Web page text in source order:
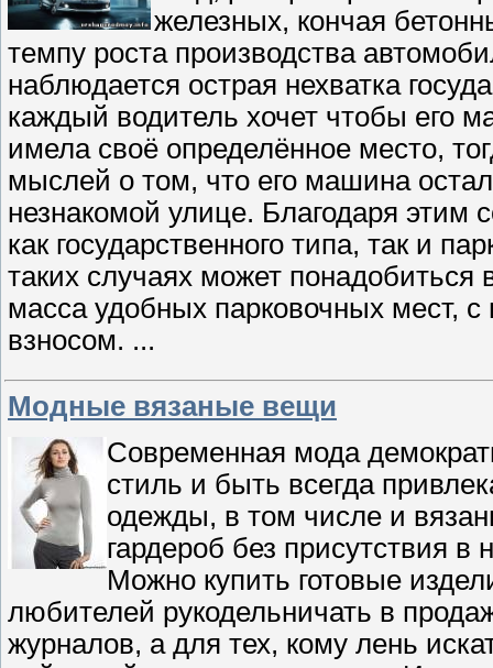
железных, кончая
темпу роста производства
наблюдается острая нехватка
каждый водитель хочет чтобы его
имела своё определённое место,
мыслей о том, что его машина
незнакомой улице. Благодаря этим
как государственного типа, так и
таких случаях может
масса удобных парковочных мест,
взносом. ...
Модные вязаные вещи
Современная мода
стиль и быть всегда
одежды, в том числе и
гардероб без присутствия
Можно купить готовые
любителей рукодельничать в
журналов, а для тех, кому лень